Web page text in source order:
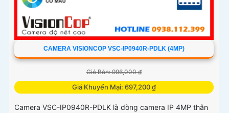
CAMERA VISIONCOP VSC-IP0940R-PDLK (4MP)
Giá Bán: 996,000 ₫
Giá Khuyến Mại: 697,200 ₫
Camera VSC-IP0940R-PDLK là dòng camera IP 4MP thân